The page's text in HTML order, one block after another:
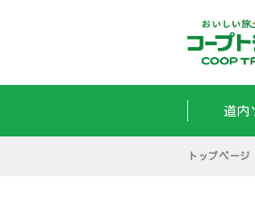
道内
トップページ